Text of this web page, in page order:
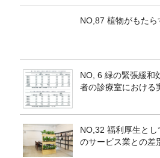
NO,87 植物がもた
NO, 6 緑の緊張緩
者の診療室におけ
NO,32 福利厚生
のサービス業との差